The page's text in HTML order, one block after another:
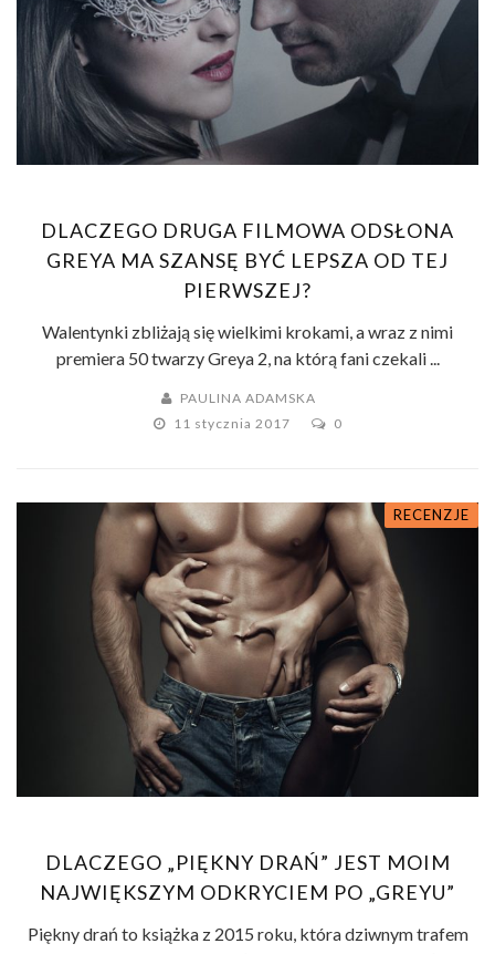
DLACZEGO DRUGA FILMOWA ODSŁONA
GREYA MA SZANSĘ BYĆ LEPSZA OD TEJ
PIERWSZEJ?
Walentynki zbliżają się wielkimi krokami, a wraz z nimi
premiera 50 twarzy Greya 2, na którą fani czekali ...
PAULINA ADAMSKA
11 stycznia 2017
0
RECENZJE
DLACZEGO „PIĘKNY DRAŃ” JEST MOIM
NAJWIĘKSZYM ODKRYCIEM PO „GREYU”
Piękny drań to książka z 2015 roku, która dziwnym trafem